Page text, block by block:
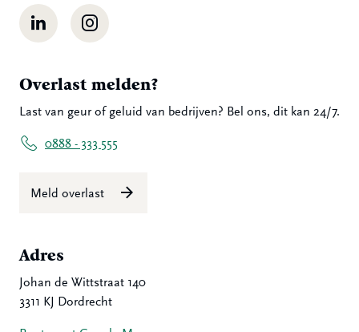
LinkedIn Instagram
Overlast melden?
Last van geur of geluid van bedrijven? Bel ons, dit kan 24/7.
0888 - 333 555
Meld overlast
Adres
Johan de Wittstraat 140
3311 KJ Dordrecht